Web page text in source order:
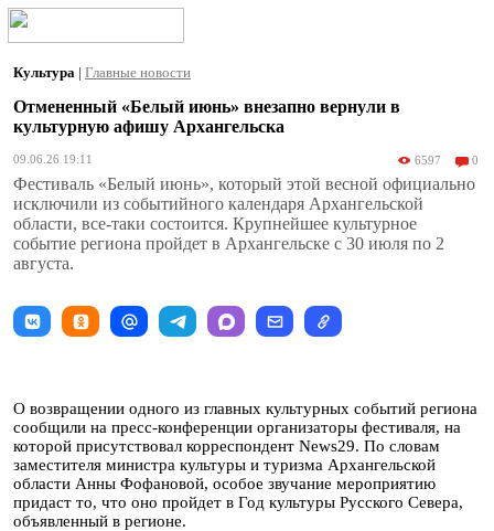
Культура | Главные новости
Отмененный «Белый июнь» внезапно вернули в
культурную афишу Архангельска
09.06.26 19:11 6597 0
Фестиваль «Белый июнь», который этой весной официально
исключили из событийного календаря Архангельской
области, все-таки состоится. Крупнейшее культурное
событие региона пройдет в Архангельске с 30 июля по 2
августа.
О возвращении одного из главных культурных событий региона
сообщили на пресс-конференции организаторы фестиваля, на
которой присутствовал корреспондент News29. По словам
заместителя министра культуры и туризма Архангельской
области Анны Фофановой, особое звучание мероприятию
придаст то, что оно пройдет в Год культуры Русского Севера,
объявленный в регионе.